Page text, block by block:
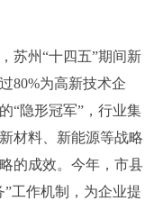
州“十四五”期间新
80%为高新技术企
“隐形冠军”，行业集
材料、新能源等战略
的成效。今年，市县
工作机制，为企业提